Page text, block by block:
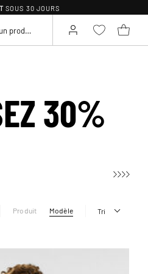
SOUS 30 JOURS
30%
Produit Modèle Tri